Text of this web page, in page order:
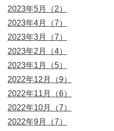
2023年5月（2）
2023年4月（7）
2023年3月（7）
2023年2月（4）
2023年1月（5）
2022年12月（9）
2022年11月（6）
2022年10月（7）
2022年9月（7）